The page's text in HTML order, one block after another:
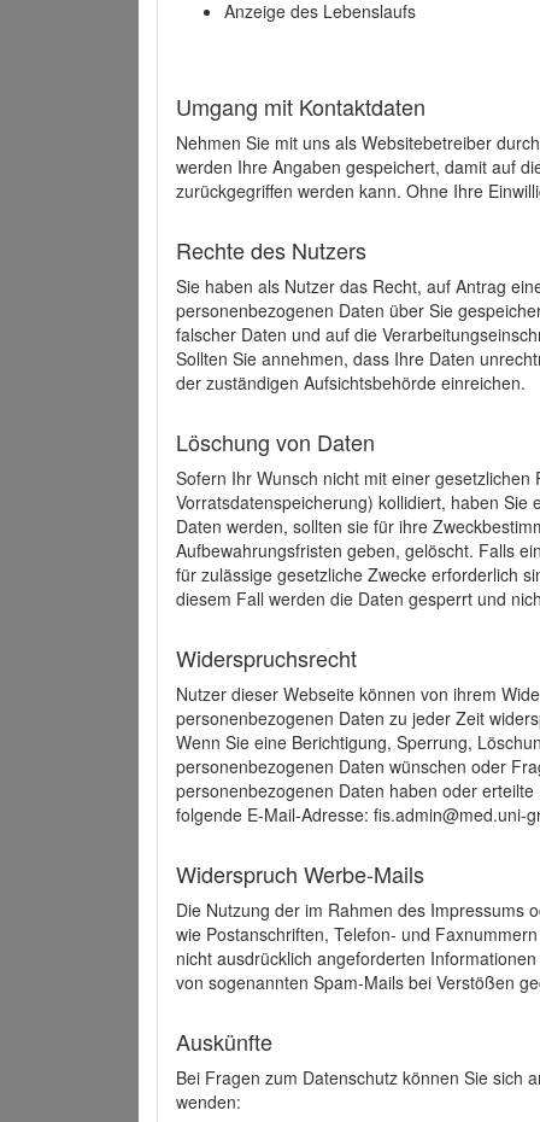
Anzeige des Lebenslaufs
Umgang mit Kontaktdaten
Nehmen Sie mit uns als Websitebetreiber
werden Ihre Angaben gespeichert, damit auf
zurückgegriffen werden kann. Ohne Ihre
Rechte des Nutzers
Sie haben als Nutzer das Recht, auf Antrag
personenbezogenen Daten über Sie
falscher Daten und auf die
Sollten Sie annehmen, dass Ihre Daten
der zuständigen Aufsichtsbehörde einreichen.
Löschung von Daten
Sofern Ihr Wunsch nicht mit einer
Vorratsdatenspeicherung) kollidiert, haben
Daten werden, sollten sie für ihre
Aufbewahrungsfristen geben, gelöscht. Falls
für zulässige gesetzliche Zwecke erforderlich
diesem Fall werden die Daten gesperrt und
Widerspruchsrecht
Nutzer dieser Webseite können von ihrem
personenbezogenen Daten zu jeder Zeit
Wenn Sie eine Berichtigung, Sperrung,
personenbezogenen Daten wünschen oder
personenbezogenen Daten haben oder
folgende E-Mail-Adresse: fis.admin@med.uni-
Widerspruch Werbe-Mails
Die Nutzung der im Rahmen des Impressums
wie Postanschriften, Telefon- und
nicht ausdrücklich angeforderten
von sogenannten Spam-Mails bei Verstößen
Auskünfte
Bei Fragen zum Datenschutz können Sie sich
wenden: